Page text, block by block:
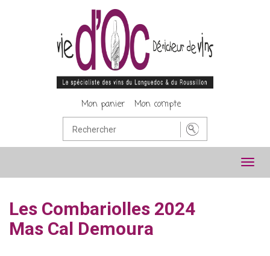
Mon panier Mon compte
Les Combariolles 2024
Mas Cal Demoura